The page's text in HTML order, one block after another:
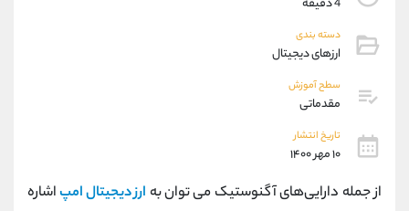
4 دقیقه
دسته بندی
ارزهای دیجیتال
سطح آموزش
مقدماتی
تاریخ انتشار
۱۰ مهر ۱۴۰۰
از جمله دارایی‌های آگنوستیک می توان به ارز دیجیتال امپاشاره
پشتیبان فروش
موبایل
واتساپ
داخلی
اطلاعات تماس (دفتر فروش)
تلفن 021-22021030